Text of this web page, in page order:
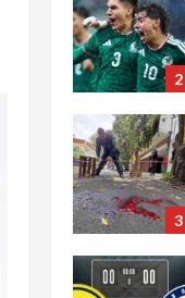
2
3